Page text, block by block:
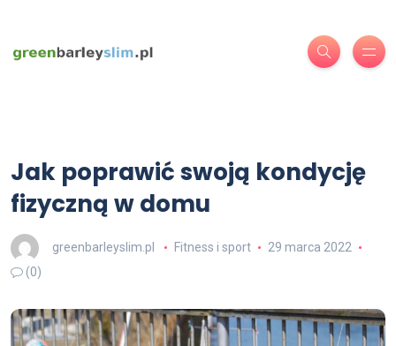
Jak poprawić swoją kondycję
fizyczną w domu
greenbarleyslim.pl Fitness i sport
29 marca 2022
(0)